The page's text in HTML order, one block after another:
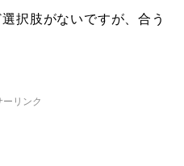
択肢がないですが、合う
ーリンク